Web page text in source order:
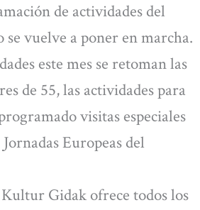
de actividades del
se vuelve a poner en marcha.
este mes se retoman las
de 55, las actividades para
visitas especiales
Europeas del
Gidak ofrece todos los